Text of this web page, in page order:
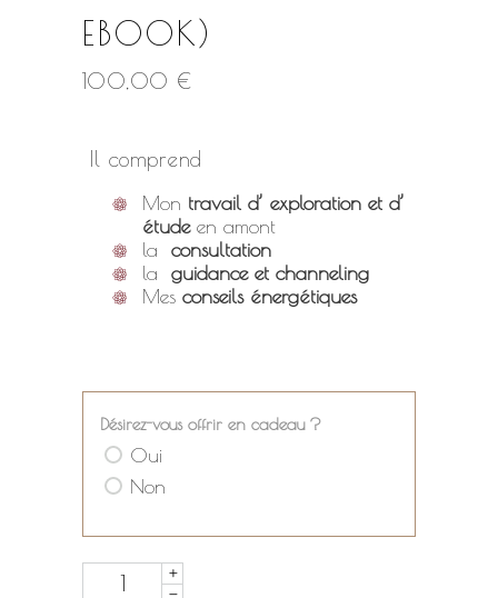
EBOOK)
100,00 €
Il comprend
Mon travail d’ exploration et d’
étudeen amont
la consultation
la guidance et channeling
Mes conseils énergétiques
Désirez-vous offrir en cadeau ?
Oui
Non
Quantity